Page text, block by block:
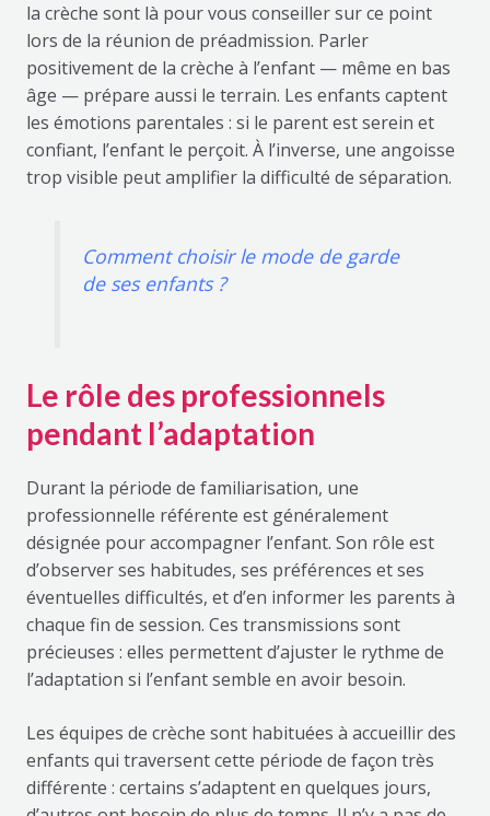
la crèche sont là pour vous conseiller sur ce point
lors de la réunion de préadmission. Parler
positivement de la crèche à l’enfant — même en bas
âge — prépare aussi le terrain. Les enfants captent
les émotions parentales : si le parent est serein et
confiant, l’enfant le perçoit. À l’inverse, une angoisse
trop visible peut amplifier la difficulté de séparation.
Comment choisir le mode de garde
de ses enfants ?
Le rôle des professionnels
pendant l’adaptation
Durant la période de familiarisation, une
professionnelle référente est généralement
désignée pour accompagner l’enfant. Son rôle est
d’observer ses habitudes, ses préférences et ses
éventuelles difficultés, et d’en informer les parents à
chaque fin de session. Ces transmissions sont
précieuses : elles permettent d’ajuster le rythme de
l’adaptation si l’enfant semble en avoir besoin.
Les équipes de crèche sont habituées à accueillir des
enfants qui traversent cette période de façon très
différente : certains s’adaptent en quelques jours,